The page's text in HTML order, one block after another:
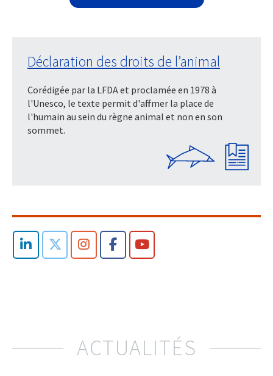
Déclaration des droits de l’animal
Corédigée par la LFDA et proclamée en 1978 à
l'Unesco, le texte permit d'affirmer la place de
l'humain au sein du règne animal et non en son
sommet.
ACTUALITÉS